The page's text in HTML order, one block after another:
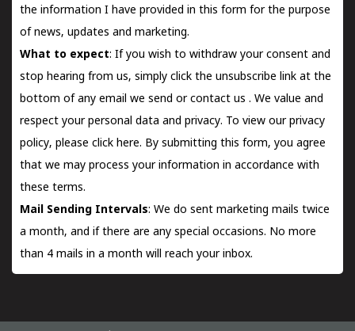
the information I have provided in this form for the purpose
of news, updates and marketing.
What to expect: If you wish to withdraw your consent and
stop hearing from us, simply click the unsubscribe link at the
bottom of any email we send orcontact us . We value and
respect your personal data and privacy. To view our privacy
policy, please click here. By submitting this form, you agree
that we may process your information in accordance with
these terms.
Mail Sending Intervals: We do sent marketing mails twice
a month, and if there are any special occasions. No more
than 4 mails in a month will reach your inbox.